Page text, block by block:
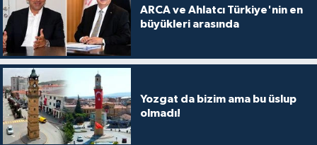
ARCA ve Ahlatcı Türkiye'nin en
büyükleri arasında
Yozgat da bizim ama bu üslup
olmadı!